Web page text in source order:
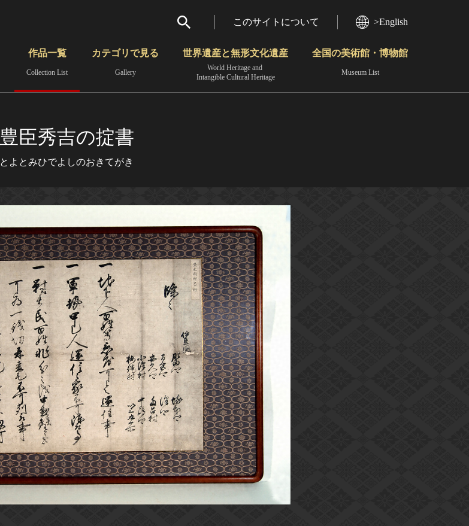
さらに詳細検索
このサイトについて >English
作品一覧
Collection List
カテゴリで見る
Gallery
世界遺産と無形文化遺産
World Heritage and
Intangible Cultural Heritage
全国の美術館・博物館
Museum List
豊臣秀吉の掟書
とよとみひでよしのおきてがき